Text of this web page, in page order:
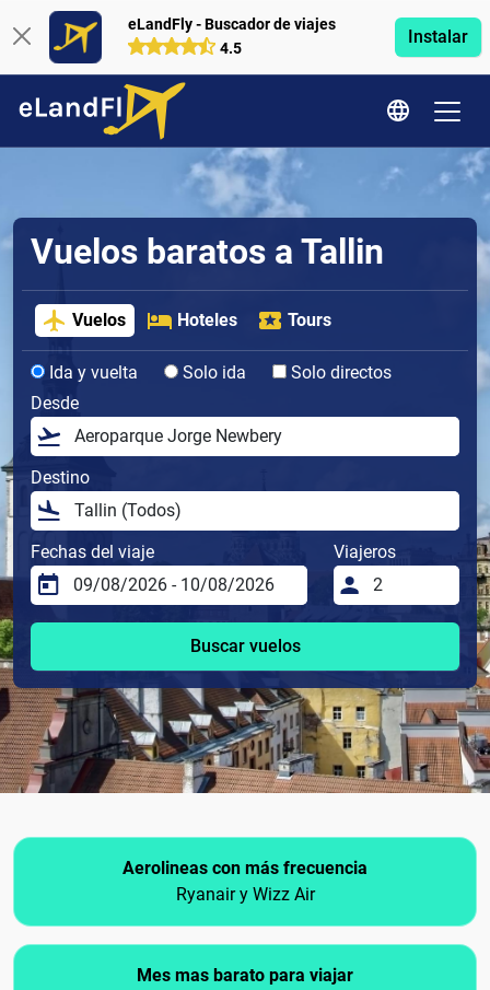
eLandFly - Buscador de viajes
4.5
Instalar
Vuelos baratos a Tallin
Vuelos Hoteles Tours
Ida y vuelta Solo ida
Solo directos
Desde
Destino
Fechas del viaje Viajeros
Buscar vuelos
Aerolineas con más frecuencia
Ryanair y Wizz Air
Mes mas barato para viajar